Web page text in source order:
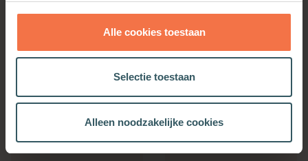
Alle cookies toestaan
Selectie toestaan
Alleen noodzakelijke cookies
Meer informatie
OOK INTERESSANT